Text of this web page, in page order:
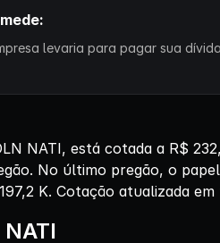
levaria para pagar sua
NATI, está cotada a R$
No último pregão, o
K. Cotação atualizada